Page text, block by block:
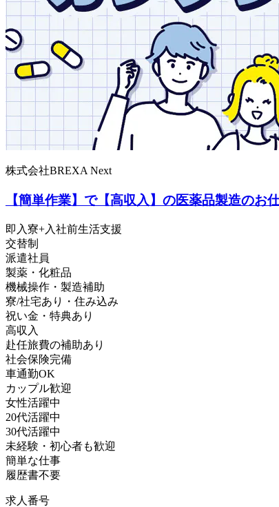
株式会社BREXA Next
【簡単作業】で【高収入】の医薬品製造の
即入寮+入社前生活支援
交替制
派遣社員
製薬・化粧品
機械操作・製造補助
寮/社宅あり・住み込み
祝い金・特典あり
高収入
赴任旅費の補助あり
社会保険完備
車通勤OK
カップル歓迎
女性活躍中
20代活躍中
30代活躍中
未経験・初心者も歓迎
簡単な仕事
履歴書不要
求人番号